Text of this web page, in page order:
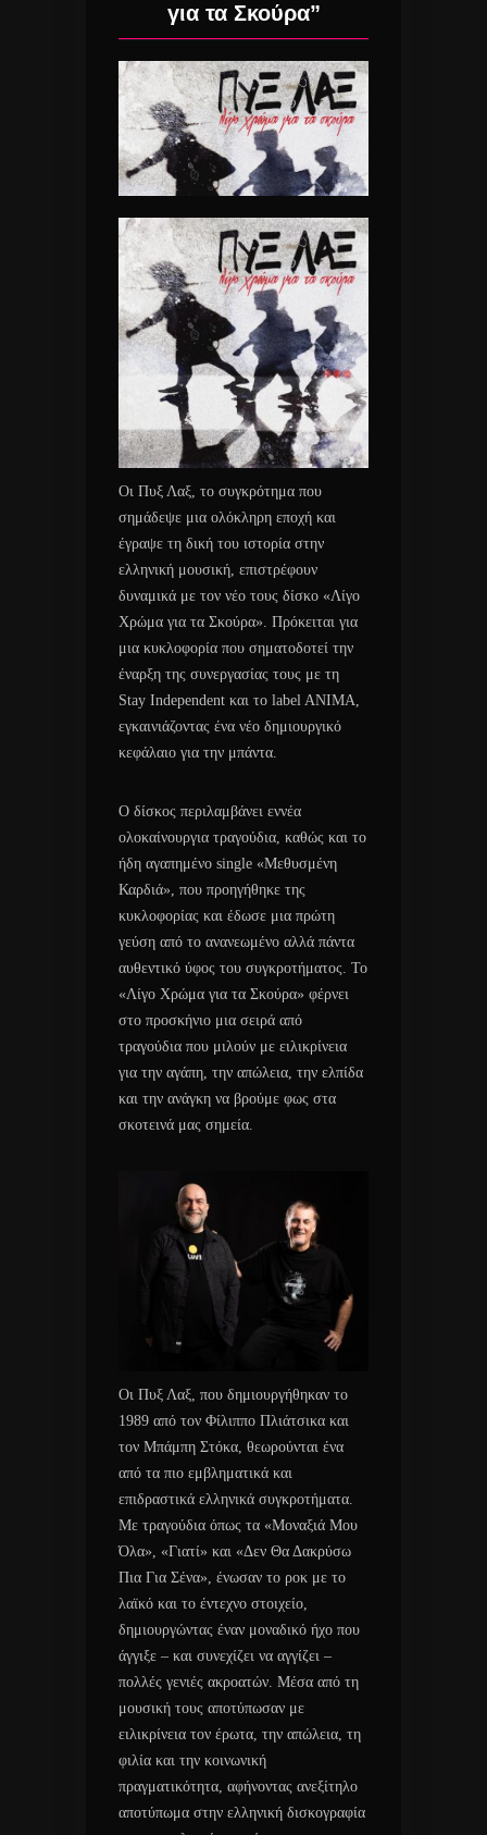
για τα Σκούρα”
Οι Πυξ Λαξ, το συγκρότημα που
σημάδεψε μια ολόκληρη εποχή και
έγραψε τη δική του ιστορία στην
ελληνική μουσική, επιστρέφουν
δυναμικά με τον νέο τους δίσκο «Λίγο
Χρώμα για τα Σκούρα». Πρόκειται για
μια κυκλοφορία που σηματοδοτεί την
έναρξη της συνεργασίας τους με τη
Stay Independent και το label ANIMA,
εγκαινιάζοντας ένα νέο δημιουργικό
κεφάλαιο για την μπάντα.
Ο δίσκος περιλαμβάνει εννέα
ολοκαίνουργια τραγούδια, καθώς και το
ήδη αγαπημένο single «Μεθυσμένη
Καρδιά», που προηγήθηκε της
κυκλοφορίας και έδωσε μια πρώτη
γεύση από το ανανεωμένο αλλά πάντα
αυθεντικό ύφος του συγκροτήματος. Το
«Λίγο Χρώμα για τα Σκούρα» φέρνει
στο προσκήνιο μια σειρά από
τραγούδια που μιλούν με ειλικρίνεια
για την αγάπη, την απώλεια, την ελπίδα
και την ανάγκη να βρούμε φως στα
σκοτεινά μας σημεία.
Οι Πυξ Λαξ, που δημιουργήθηκαν το
1989 από τον Φίλιππο Πλιάτσικα και
τον Μπάμπη Στόκα, θεωρούνται ένα
από τα πιο εμβληματικά και
επιδραστικά ελληνικά συγκροτήματα.
Με τραγούδια όπως τα «Μοναξιά Μου
Όλα», «Γιατί» και «Δεν Θα Δακρύσω
Πια Για Σένα», ένωσαν το ροκ με το
λαϊκό και το έντεχνο στοιχείο,
δημιουργώντας έναν μοναδικό ήχο που
άγγιξε – και συνεχίζει να αγγίζει –
πολλές γενιές ακροατών. Μέσα από τη
μουσική τους αποτύπωσαν με
ειλικρίνεια τον έρωτα, την απώλεια, τη
φιλία και την κοινωνική
πραγματικότητα, αφήνοντας ανεξίτηλο
αποτύπωμα στην ελληνική δισκογραφία